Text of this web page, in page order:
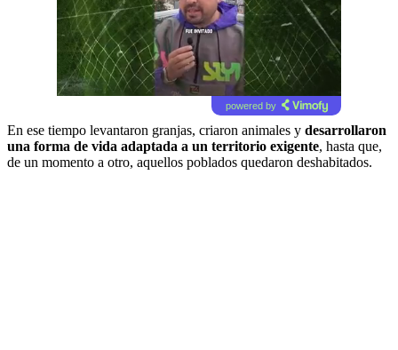
powered by
En ese tiempo levantaron granjas, criaron animales y desarrollaron
una forma de vida adaptada a un territorio exigente, hasta que,
de un momento a otro, aquellos poblados quedaron deshabitados.